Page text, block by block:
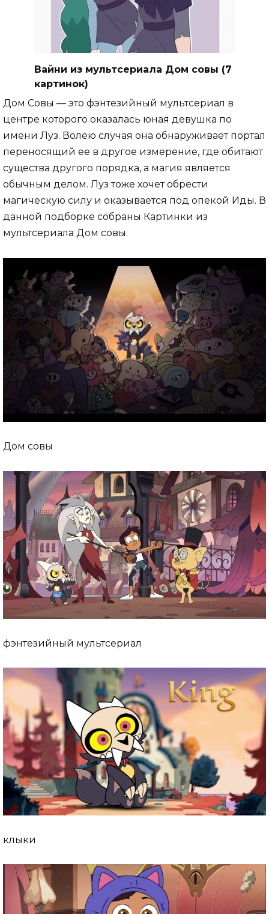
Вайни из мультсериала Дом совы (7
картинок)
Дом Совы — это фэнтезийный мультсериал в
центре которого оказалась юная девушка по
имени Луз. Волею случая она обнаруживает портал
переносящий ее в другое измерение, где обитают
существа другого порядка, а магия является
обычным делом. Луз тоже хочет обрести
магическую силу и оказывается под опекой Иды. В
данной подборке собраны Картинки из
мультсериала Дом совы.
Дом совы
фэнтезийный мультсериал
клыки